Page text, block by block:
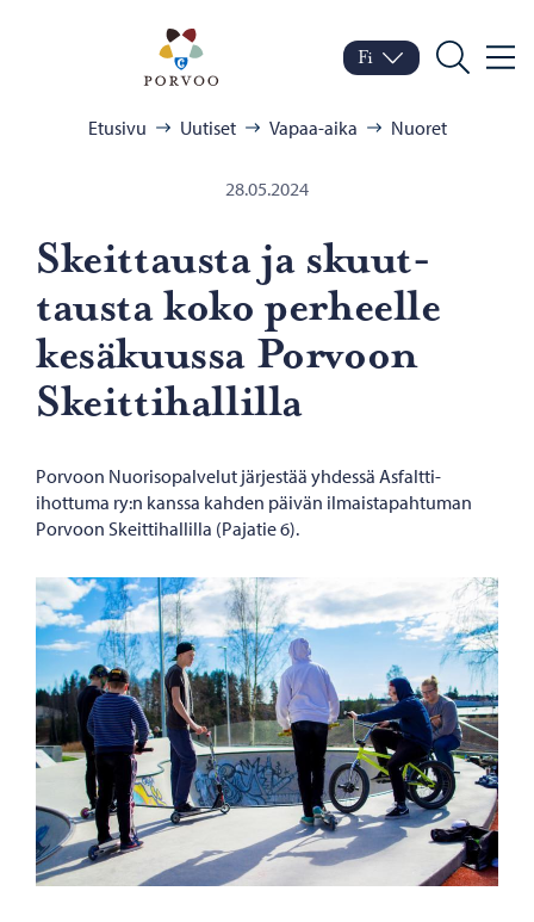
Porvoo – Siirry
Vaihda kieltä
Nykyinen kieli: Suomi
Fi
Hae
Etusivu Uutiset Vapaa-aika Nuoret
28.05.2024
Skeit­taus­ta ja skuut­
taus­ta koko per­heel­le
ke­sä­kuus­sa Por­voon
Skeit­ti­hal­lil­la
Porvoon Nuorisopalvelut järjestää yhdessä Asfaltti-
ihottuma ry:n kanssa kahden päivän ilmaistapahtuman
Porvoon Skeittihallilla (Pajatie 6).